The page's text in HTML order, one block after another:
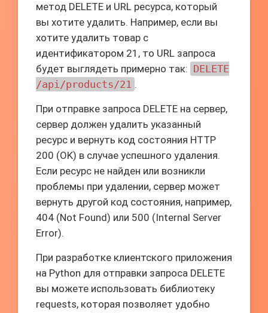
метод DELETE и URL ресурса, который
вы хотите удалить. Например, если вы
хотите удалить товар с
идентификатором 21, то URL запроса
будет выглядеть примерно так: DELETE
/api/products/21 .
При отправке запроса DELETE на сервер,
сервер должен удалить указанный
ресурс и вернуть код состояния HTTP
200 (OK) в случае успешного удаления.
Если ресурс не найден или возникли
проблемы при удалении, сервер может
вернуть другой код состояния, например,
404 (Not Found) или 500 (Internal Server
Error).
При разработке клиентского приложения
на Python для отправки запроса DELETE
вы можете использовать библиотеку
requests, которая позволяет удобно